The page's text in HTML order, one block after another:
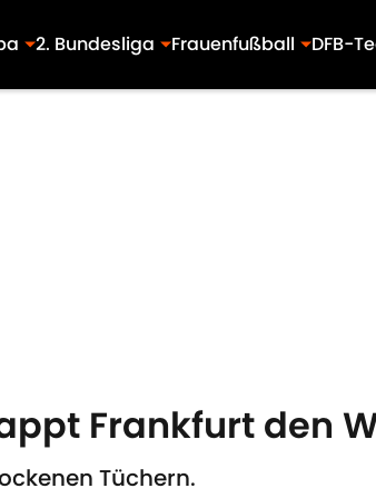
2. Bundesliga Frauenfußball DFB-
Frankfurt den
Tüchern.